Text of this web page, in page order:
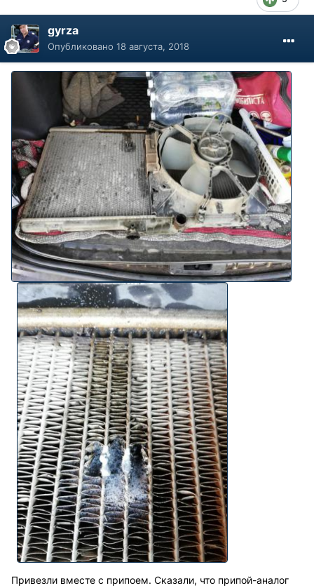
gyrza
Опубликовано 18 августа, 2018
Привезли вместе с припоем. Сказали, что припой-аналог